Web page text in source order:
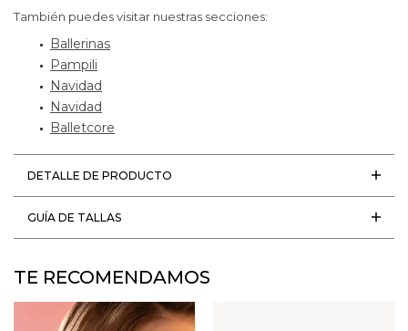
También puedes visitar nuestras secciones:
Ballerinas
Pampili
Navidad
Navidad
Balletcore
DETALLE DE PRODUCTO
GUÍA DE TALLAS
TE RECOMENDAMOS